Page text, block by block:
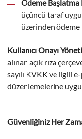
Ödeme Başlatma
üçüncü taraf
üzerinden ödeme
Kullanıcı Onayı
alınan açık rıza
sayılı KVKK ve ilgili
düzenlemelerine
Güvenliğiniz Her